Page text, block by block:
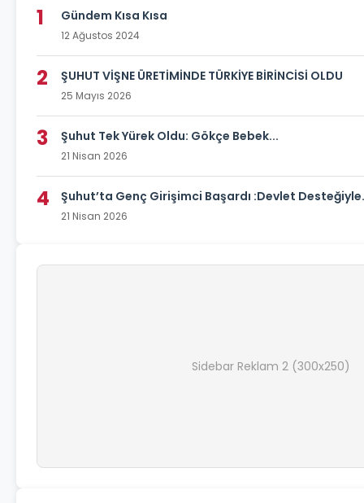
1 Gündem Kısa Kısa
12 Ağustos 2024
2 ŞUHUT VİŞNE ÜRETİMİNDE TÜRKİYE BİRİNCİSİ OLDU
25 Mayıs 2026
3 Şuhut Tek Yürek Oldu: Gökçe Bebek...
21 Nisan 2026
4 Şuhut’ta Genç Girişimci Başardı :Devlet
21 Nisan 2026
Sidebar Reklam 2 (300x250)